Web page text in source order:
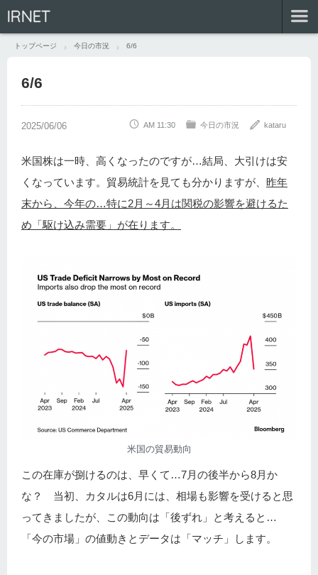
IRNET
トップページ 今日の市況 6/6
6/6
AM 11:30 今日の市況 kataru
米国株は一時、高くなったのですが…結局、大引けは安
くなっています。貿易統計を見ても分かりますが、 昨年
末から、今年の…特に2月～4月は関税の影響を避けるた
め「駆け込み需要」が在ります。
米国の貿易動向
この在庫が捌けるのは、早くて…7月の後半から8月か
な？ 当初、カタルは6月には、相場も影響を受けると思
ってきましたが、この動向は「後ずれ」と考えると…
「今の市場」の値動きとデータは「マッチ」します。